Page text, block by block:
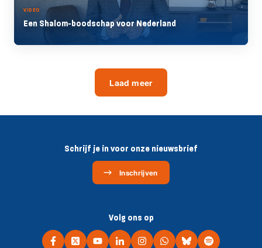
VIDEO
Een Shalom-boodschap voor Nederland
Laad meer
Schrijf je in voor onze nieuwsbrief
Inschrijven
Volg ons op